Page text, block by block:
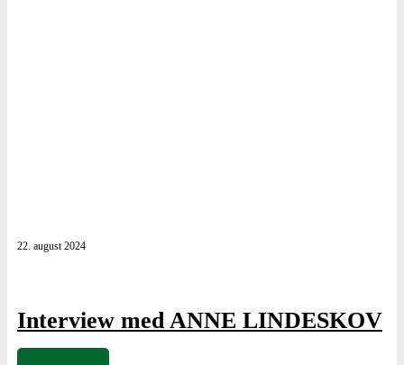
22. august 2024
Interview med ANNE LINDESKOV
af